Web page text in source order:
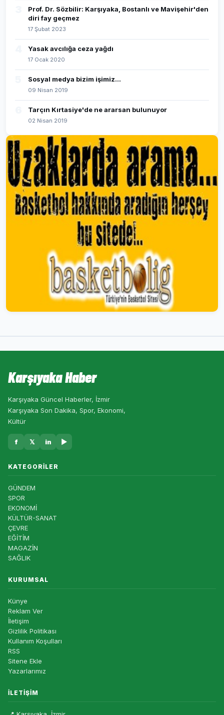
Prof. Dr. Sözbilir: Karşıyaka, Bostanlı ve Mavişehir'den
diri fay geçmez
17 Şubat 2023
Yasak avcılığa ceza yağdı
17 Ocak 2020
Sosyal medya bizim işimiz...
09 Nisan 2019
Tarçın Kırtasiye'de ne ararsan bulunuyor
02 Nisan 2019
Karşıyaka Haber
Karşıyaka Güncel Haberler, İzmir
Karşıyaka Son Dakika, Spor, Ekonomi,
Kültür
f 𝕏 in ▶
KATEGORILER
GÜNDEM
SPOR
EKONOMİ
KÜLTÜR-SANAT
ÇEVRE
EĞİTİM
MAGAZİN
SAĞLIK
KURUMSAL
Künye
Reklam Ver
İletişim
Gizlilik Politikası
Kullanım Koşulları
RSS
Sitene Ekle
Yazarlarımız
İLETIŞIM